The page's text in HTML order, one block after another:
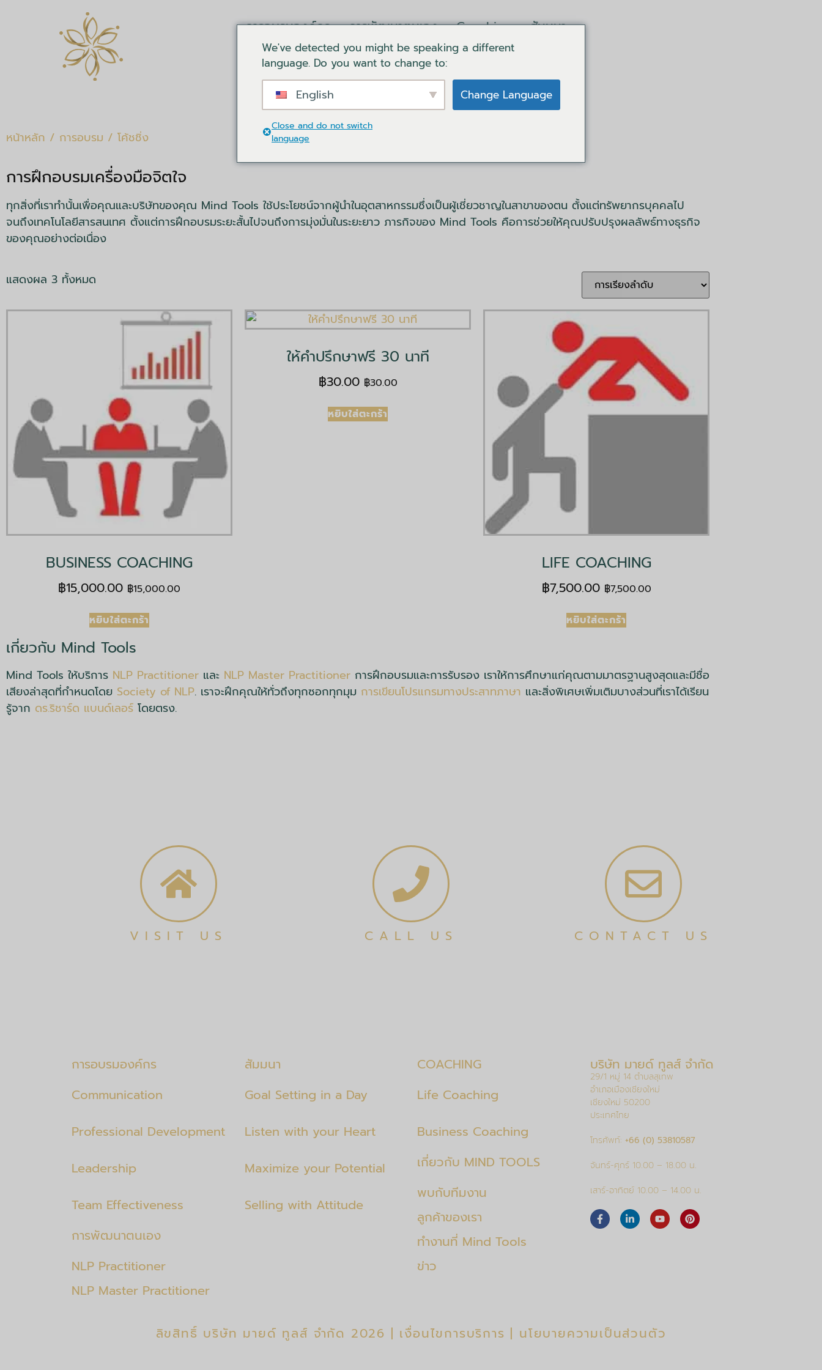
การอบรมองค์กร การพัฒนาตนเอง Coaching สัมมนา
ล็อคอิน ตะกร้าของฉัน ติดต่อเรา ภาษา
หน้าหลัก / การอบรม / โค้ชชิ่ง
การฝึกอบรมเครื่องมือจิตใจ
ทุกสิ่งที่เราทำนั้นเพื่อคุณและบริษัทของคุณ Mind Tools ใช้ประโยชน์จากผู้นำในอุตสาหกรรมซึ่งเป็นผู้เชี่ยวชาญในสาขาของตน ตั้งแต่ทรัพยากรบุคคลไป
จนถึงเทคโนโลยีสารสนเทศ ตั้งแต่การฝึกอบรมระยะสั้นไปจนถึงการมุ่งมั่นในระยะยาว ภารกิจของ Mind Tools คือการช่วยให้คุณปรับปรุงผลลัพธ์ทางธุรกิจ
ของคุณอย่างต่อเนื่อง
แสดงผล 3 ทั้งหมด
BUSINESS COACHING
฿15,000.00 ฿15,000.00
หยิบใส่ตะกร้า
ให้คำปรึกษาฟรี 30 นาที
฿30.00 ฿30.00
หยิบใส่ตะกร้า
LIFE COACHING
฿7,500.00 ฿7,500.00
หยิบใส่ตะกร้า
เกี่ยวกับ Mind Tools
Mind Tools ให้บริการ NLP Practitioner และ NLP Master Practitioner การฝึกอบรมและการรับรอง เราให้การศึกษาแก่คุณตามมาตรฐานสูงสุดและมีชื่อ
เสียงล่าสุดที่กำหนดโดย Society of NLP. เราจะฝึกคุณให้ทั่วถึงทุกซอกทุกมุม การเขียนโปรแกรมทางประสาทภาษา และสิ่งพิเศษเพิ่มเติมบางส่วนที่เราได้เรียน
รู้จาก ดร.ริชาร์ด แบนด์เลอร์ โดยตรง.
VISIT US CALL US CONTACT US
การอบรมองค์กร
Communication
Professional Development
Leadership
Team Effectiveness
การพัฒนาตนเอง
NLP Practitioner
NLP Master Practitioner
สัมมนา
Goal Setting in a Day
Listen with your Heart
Maximize your Potential
Selling with Attitude
COACHING
Life Coaching
Business Coaching
เกี่ยวกับ MIND TOOLS
พบกับทีมงาน
ลูกค้าของเรา
ทำงานที่ Mind Tools
ข่าว
บริษัท มายด์ ทูลส์ จำกัด
29/1 หมู่ 14 ตำบลสุเทพ
อำเภอเมืองเชียงใหม่
เชียงใหม่ 50200
ประเทศไทย
โทรศัพท์: +66 (0) 53810587
จันทร์-ศุกร์ 10.00 – 18.00 น.
เสาร์-อาทิตย์ 10.00 – 14.00 น.
ลิขสิทธิ์ บริษัท มายด์ ทูลส์ จำกัด 2026 | เงื่อนไขการบริการ | นโยบายความเป็นส่วนตัว
We've detected you might be speaking a different
language. Do you want to change to:
English Change Language
Close and do not switch
language